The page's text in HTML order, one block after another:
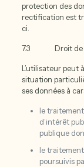
protection des
rectification est
ci.
7.3 Droit de
L’utilisateur peut
situation
ses données à
le traitement
d’intérêt
publique
le
poursuivis